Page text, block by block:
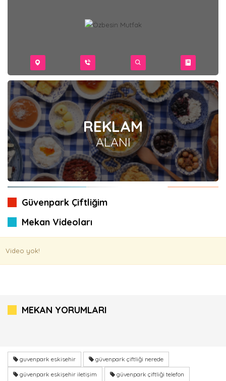
REKLAM
ALANI
Güvenpark Çiftliğim
Mekan Videoları
Video yok!
MEKAN YORUMLARI
guvenpark eskisehir
güvenpark çiftliği nerede
güvenpark eskişehir iletişim
güvenpark çiftliği telefon